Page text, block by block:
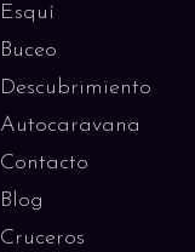
Esquí
Buceo
Descubrimiento
Autocaravana
Contacto
Blog
Cruceros